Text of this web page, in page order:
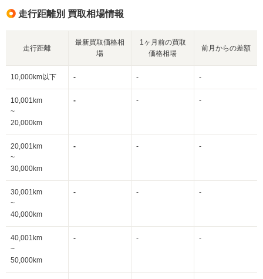
走行距離別 買取相場情報
走行距離
最新買取価格相
場
1ヶ月前の買取
価格相場
前月からの差額
10,000km以下 - - -
10,001km
~
20,000km
- - -
20,001km
~
30,000km
- - -
30,001km
~
40,000km
- - -
40,001km
~
50,000km
- - -